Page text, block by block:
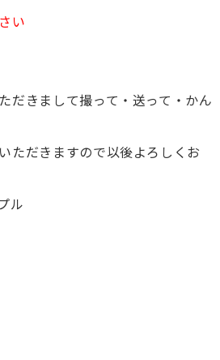
い
だきまして撮って・送って・かん
ただきますので以後よろしくお
ル